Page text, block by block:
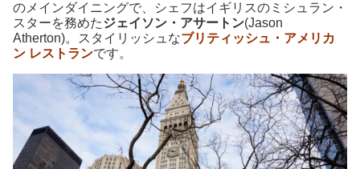
のメインダイニングで、シェフはイギリスのミシュラン・
スターを務めたジェイソン・アサートン(Jason
Atherton)。スタイリッシュなブリティッシュ・アメリカ
ン レストランです。